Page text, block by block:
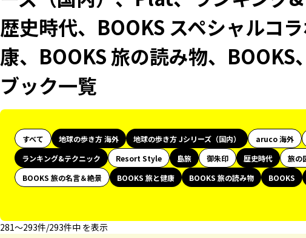
歴史時代、BOOKS スペシャルコ
康、BOOKS 旅の読み物、
ブック一覧
すべて 地球の歩き方 海外 地球の歩き方 Jシリーズ（国内） aruco 海外
ランキング&テクニック
Resort Style 島旅 御朱印 歴史時代 旅の
BOOKS 旅の名言＆絶景
BOOKS 旅と健康 BOOKS 旅の読み物 BOOKS
281〜293件/293件中 を表示